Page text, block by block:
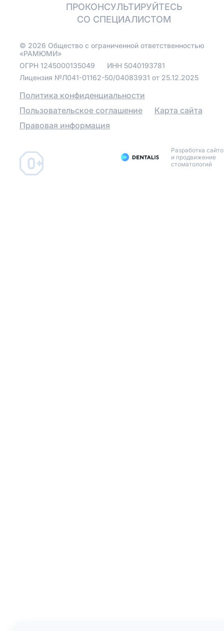
зубов на 4 имплантах
Поставить коронку
коронки
Коронки из диоксида
Протезирование зубов
Эстетические
реставрации
ПРОКОНСУЛЬТИРУЙТЕСЬ
СО СПЕЦИАЛИСТОМ
© 2026 Общество с ограниченной ответственностью
«РАМЮМИ»
ОГРН 1245000135049 ИНН 5040193781
Лицензия №Л041-01162-50/04083931 от 25.12.2025
Политика конфиденциальности
Пользовательское соглашение
Карта сайта
Правовая информация
Разработка
и продвижение
стоматологий